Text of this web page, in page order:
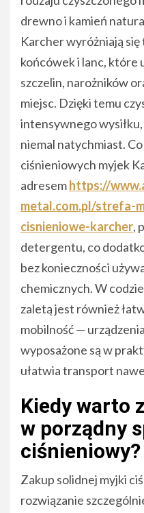
drewno i kamień
Karcher wyróżniają
końcówek i lanc, które
szczelin, narożników
miejsc. Dzięki temu
intensywnego
niemal natychmiast.
ciśnieniowych myjek
adresemhttps://
metal.com.pl/strefa-
cisnieniowe-karcher,
detergentu, co
bez konieczności
chemicznych. W
zaletą jest również
mobilność —
wyposażone są w
ułatwia transport
Kiedy warto
w porządny
ciśnieniowy?
Zakup solidnej myjki
rozwiązanie